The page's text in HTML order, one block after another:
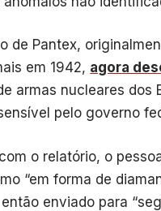
de Pantex,
em 1942, agora
armas nucleares dos
pelo governo
o relatório, o
“em forma de
enviado para